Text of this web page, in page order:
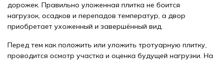
дорожек. Правильно уложенная плитка не боится
нагрузок, осадков и перепадов температур, а двор
приобретает ухоженный и завершённый вид.
Перед тем как положить или уложить тротуарную плитку,
проводится осмотр участка и оценка будущей нагрузки. На